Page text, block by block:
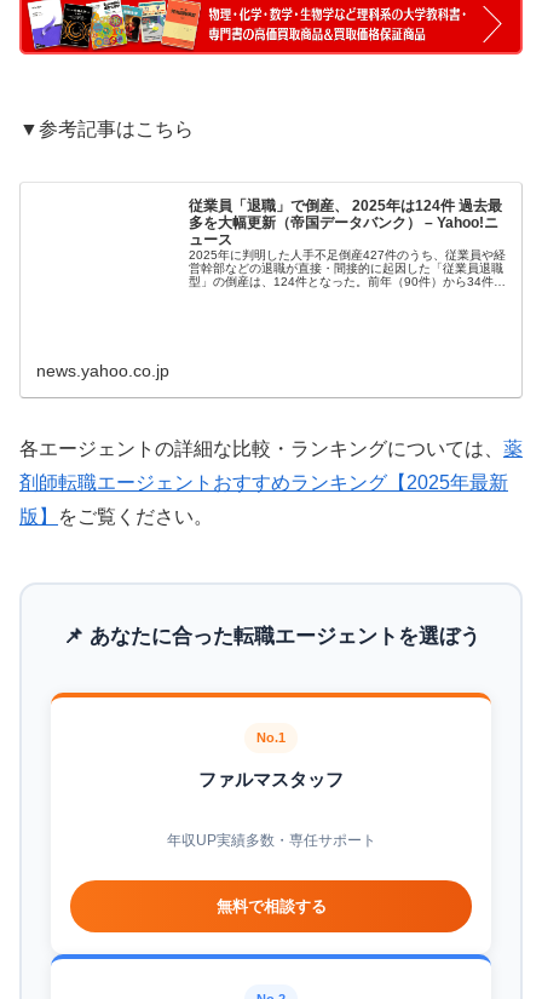
▼参考記事はこちら
従業員「退職」で倒産、 2025年は124件 過去最
多を大幅更新（帝国データバンク） – Yahoo!ニ
ュース
2025年に判明した人手不足倒産427件のうち、従業員や経
営幹部などの退職が直接・間接的に起因した「従業員退職
型」の倒産は、124件となった。前年（90件）から34件・
news.yahoo.co.jp
各エージェントの詳細な比較・ランキングについては、 薬
剤師転職エージェントおすすめランキング【2025年最新
版】
をご覧ください。
📌 あなたに合った転職エージェントを選ぼう
No.1
ファルマスタッフ
年収UP実績多数・専任サポート
無料で相談する